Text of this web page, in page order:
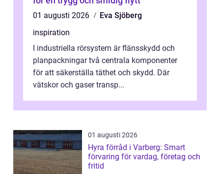
01 augusti 2026
Eva Sjöberg
inspiration
I industriella rörsystem är flänsskydd och
planpackningar två centrala komponenter
för att säkerställa täthet och skydd. Där
vätskor och gaser transp...
01 augusti 2026
Hyra förråd i Varberg: Smart
förvaring för vardag, företag och
fritid